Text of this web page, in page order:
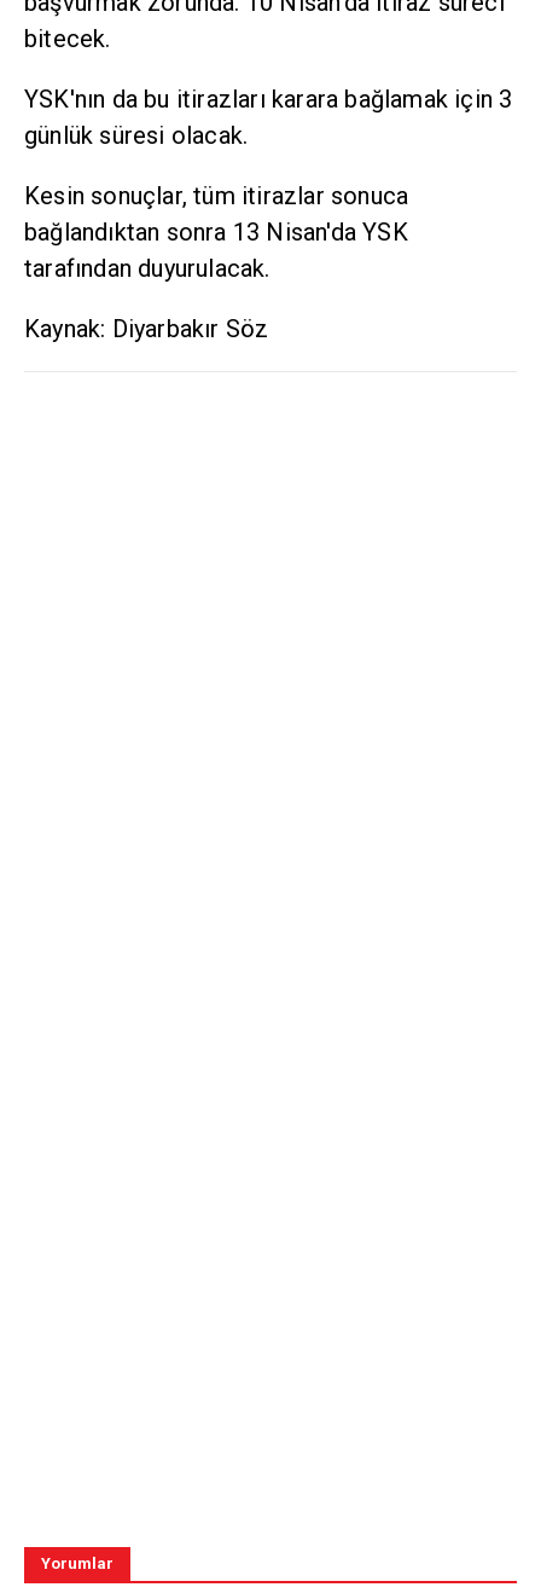
bitecek.
YSK'nın da bu itirazları karara bağlamak için 3
günlük süresi olacak.
Kesin sonuçlar, tüm itirazlar sonuca
bağlandıktan sonra 13 Nisan'da YSK
tarafından duyurulacak.
Kaynak: Diyarbakır Söz
Yorumlar